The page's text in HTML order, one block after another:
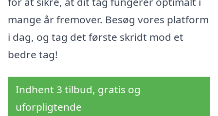
mange år fremover. Besøg vores platform
i dag, og tag det første skridt mod et
bedre tag!
Indhent 3 tilbud, gratis og
uforpligtende